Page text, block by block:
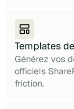
Templates
Générez vos
officiels
friction.